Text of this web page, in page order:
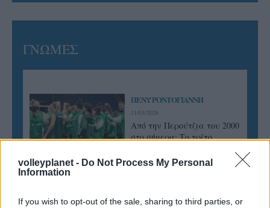
volleyplanet - Do Not Process My Personal
Information
If you wish to opt-out of the sale, sharing to third parties, or
ΓΝΩΜΕΣ
ΠΕΝΥ ΡΟΝΤΟΓΙΑΝΝΗ
11/03/2026
Από την Περούτζια του 2000
στο σήμερα: Tο τρίτο
Παναθηναϊκού με την